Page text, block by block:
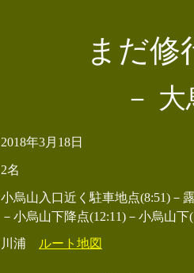
まだ修
－
2018年3月18日
2名
小烏山入口近く駐車地点(8:51)－
－小烏山下降点(12:11)－小烏山下
川浦 ルート地図